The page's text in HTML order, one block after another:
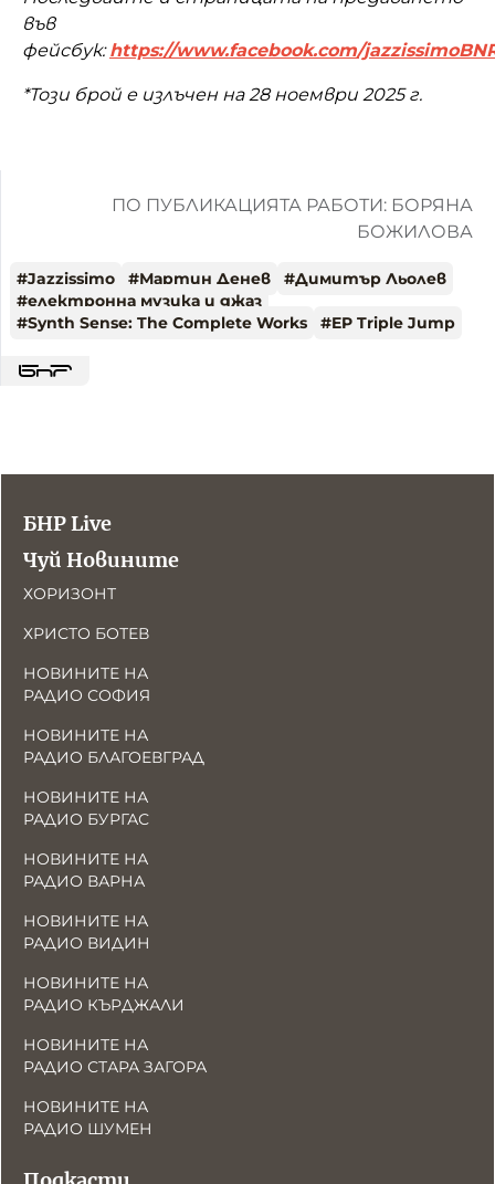
във
фейсбук:https://www.facebook.com/
*Този брой е излъчен на 28 ноември 2025 г.
ПО ПУБЛИКАЦИЯТА РАБОТИ: БОРЯНА
БОЖИЛОВА
#Jazzissimo #Мартин Денев #Димитър Льолев
#електронна музика и джаз
#Synth Sense: The Complete Works #EP Triple Jump
БНР Live
Чуй Новините
ХОРИЗОНТ
ХРИСТО БОТЕВ
НОВИНИТЕ НА
РАДИО СОФИЯ
НОВИНИТЕ НА
РАДИО БЛАГОЕВГРАД
НОВИНИТЕ НА
РАДИО БУРГАС
НОВИНИТЕ НА
РАДИО ВАРНА
НОВИНИТЕ НА
РАДИО ВИДИН
НОВИНИТЕ НА
РАДИО КЪРДЖАЛИ
НОВИНИТЕ НА
РАДИО СТАРА ЗАГОРА
НОВИНИТЕ НА
РАДИО ШУМЕН